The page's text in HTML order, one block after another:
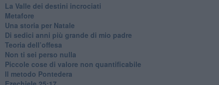
​La Valle dei destini incrociati
Metafore
​Una storia per Natale
​Di sedici anni più grande di mio padre
Teoria dell’offesa
​Non ti sei perso nulla
​Piccole cose di valore non quantificabile
​Il metodo Pontedera